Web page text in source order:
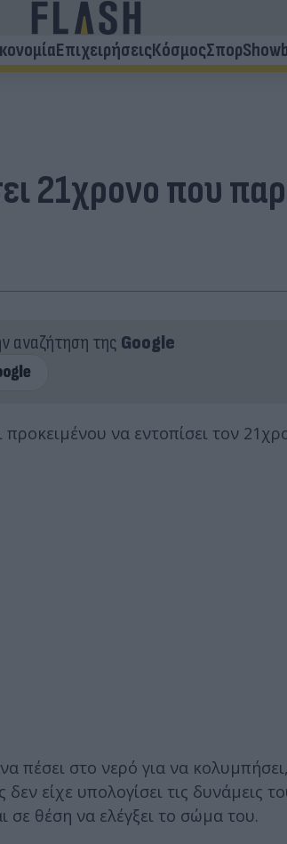
ΕπιχειρήσειςΚόσμοςΣπορ
21χρονο που
αναζήτηση της Google
να εντοπίσει τον
πέσει στο νερό για να κολυμπήσει,
είχε υπολογίσει τις δυνάμεις
σε θέση να ελέγξει το σώμα του.